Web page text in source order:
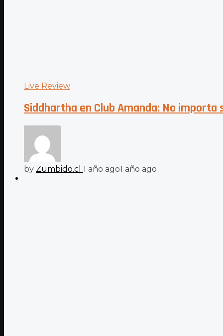
Live Review
Siddhartha en Club Amanda: No
by Zumbido.cl 1 año ago1 año ago